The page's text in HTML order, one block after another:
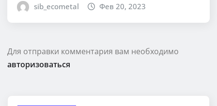
sib_ecometal Фев 20, 2023
Для отправки комментария вам необходимо
авторизоваться